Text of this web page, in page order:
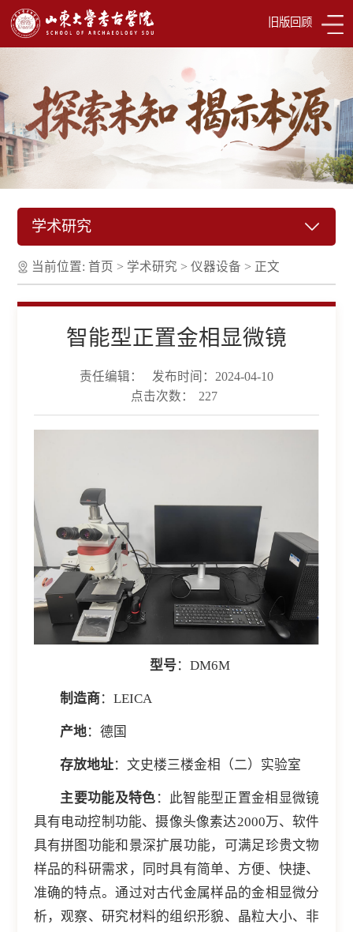
旧版回顾
学术研究
当前位置:首页 > 学术研究 >仪器设备 > 正文
智能型正置金相显微镜
责任编辑：
发布时间：2024-04-10
点击次数：
227
型号：DM6M
制造商：LEICA
产地：德国
存放地址：文史楼三楼金相（二）实验室
主要功能及特色 ：此智能型正置金相显微镜
具有电动控制功能、摄像头像素达2000万、软件
具有拼图功能和景深扩展功能，可满足珍贵文物
样品的科研需求，同时具有简单、方便、快捷、
准确的特点。通过对古代金属样品的金相显微分
析，观察、研究材料的组织形貌、晶粒大小、非